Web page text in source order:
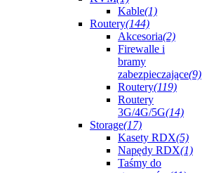
Kable(1)
Routery(144)
Akcesoria(2)
Firewalle i
bramy
zabezpieczające(9)
Routery(119)
Routery
3G/4G/5G(14)
Storage(17)
Kasety RDX(5)
Napędy RDX(1)
Taśmy do